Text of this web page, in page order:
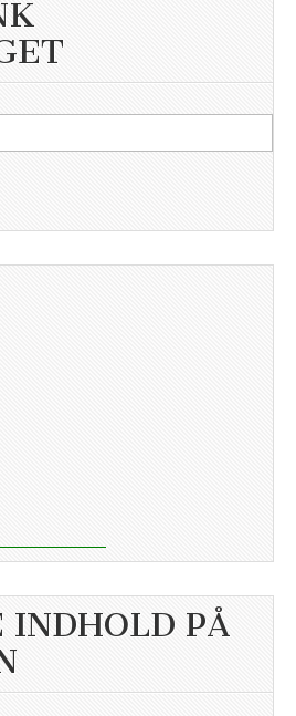
INDHOLD PÅ